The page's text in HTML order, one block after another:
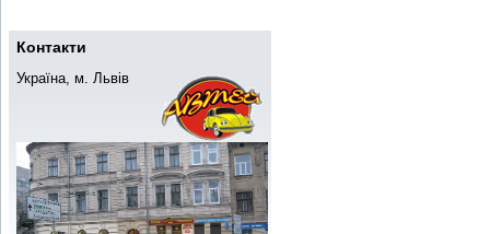
Контакти
Україна, м. Львів